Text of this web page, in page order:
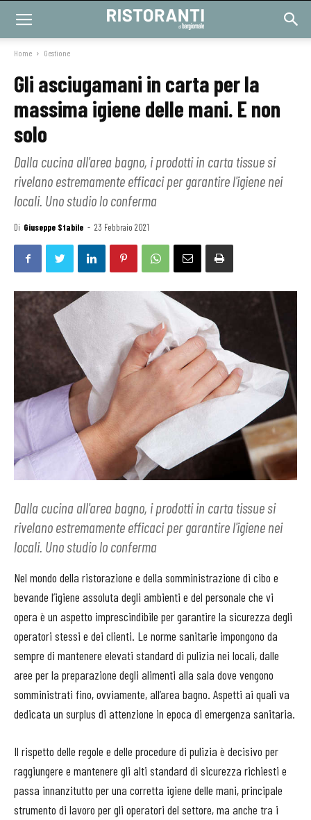
Home Gestione
Gli asciugamani in carta per la
massima igiene delle mani. E non
solo
Dalla cucina all'area bagno, i prodotti in carta tissue si
rivelano estremamente efficaci per garantire l'igiene nei
locali. Uno studio lo conferma
Di Giuseppe Stabile - 23 Febbraio 2021
Dalla cucina all'area bagno, i prodotti in carta tissue si
rivelano estremamente efficaci per garantire l'igiene nei
locali. Uno studio lo conferma
Nel mondo della ristorazione e della somministrazione di cibo e
bevande l’igiene assoluta degli ambienti e del personale che vi
opera è un aspetto imprescindibile per garantire la sicurezza degli
operatori stessi e dei clienti. Le norme sanitarie impongono da
sempre di mantenere elevati standard di pulizia nei locali, dalle
aree per la preparazione degli alimenti alla sala dove vengono
somministrati fino, ovviamente, all’area bagno. Aspetti ai quali va
dedicata un surplus di attenzione in epoca di emergenza sanitaria.
Il rispetto delle regole e delle procedure di pulizia è decisivo per
raggiungere e mantenere gli alti standard di sicurezza richiesti e
passa innanzitutto per una corretta igiene delle mani, principale
strumento di lavoro per gli operatori del settore, ma anche tra i